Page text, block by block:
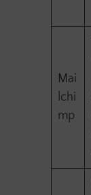
Mai
lchi
mp